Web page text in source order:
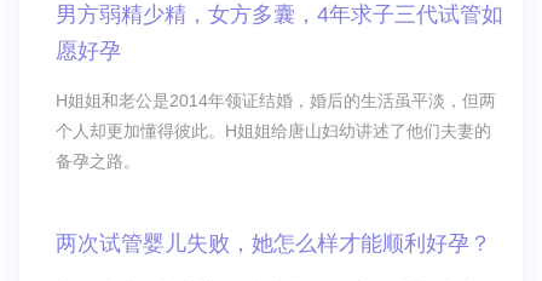
男方弱精少精，女方多囊，4年求子三代试管如
愿好孕
H姐姐和老公是2014年领证结婚，婚后的生活虽平淡，但两
个人却更加懂得彼此。H姐姐给唐山妇幼讲述了他们夫妻的
备孕之路。
两次试管婴儿失败，她怎么样才能顺利好孕？